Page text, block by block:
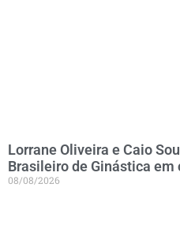
Lorrane Oliveira e Caio
Brasileiro de Ginástica
08/08/2026